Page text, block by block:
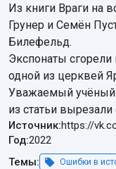
Из книги Враги на
Грунер и Семён
Билефельд.
Экспонаты
одной из церквей
Уважаемый учёный
из статьи
Источник:https://
Год:2022
Темы:
Ошибки в